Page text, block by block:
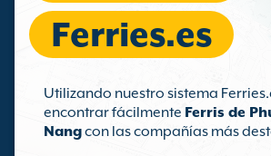
Ferries.es
Utilizando nuestro sistema
encontrar fácilmente Ferris de
Nangcon las compañías más